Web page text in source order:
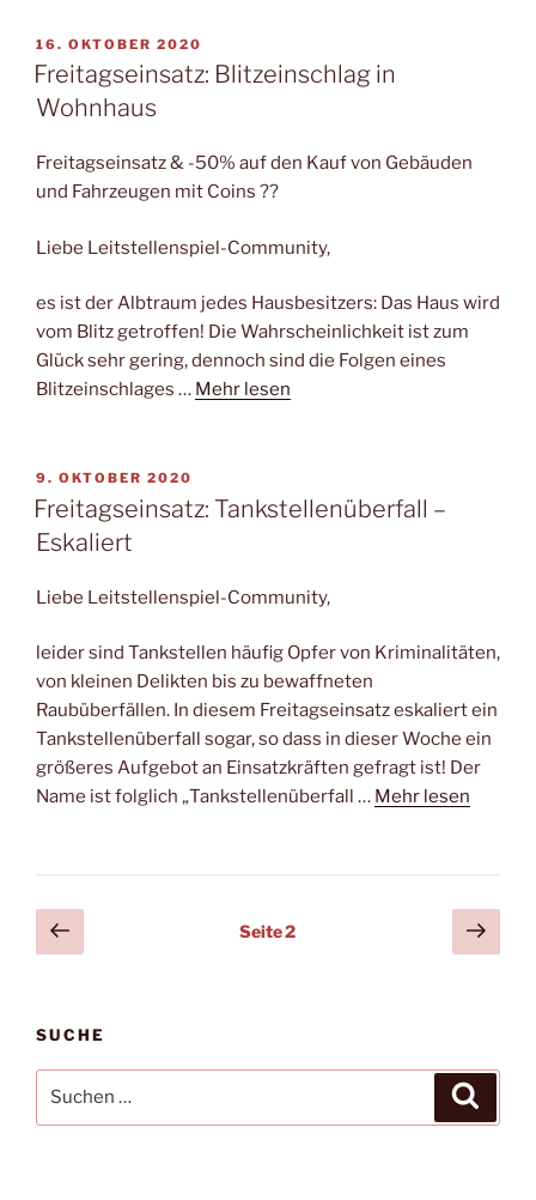
VERÖFFENTLICHT
AM
16. OKTOBER 2020
Freitagseinsatz: Blitzeinschlag in
Wohnhaus
Freitagseinsatz & -50% auf den Kauf von Gebäuden
und Fahrzeugen mit Coins ??
Liebe Leitstellenspiel-Community,
es ist der Albtraum jedes Hausbesitzers: Das Haus wird
vom Blitz getroffen! Die Wahrscheinlichkeit ist zum
Glück sehr gering, dennoch sind die Folgen eines
Blitzeinschlages … Mehr lesen
VERÖFFENTLICHT
AM
9. OKTOBER 2020
Freitagseinsatz: Tankstellenüberfall –
Eskaliert
Liebe Leitstellenspiel-Community,
leider sind Tankstellen häufig Opfer von Kriminalitäten,
von kleinen Delikten bis zu bewaffneten
Raubüberfällen. In diesem Freitagseinsatz eskaliert ein
Tankstellenüberfall sogar, so dass in dieser Woche ein
größeres Aufgebot an Einsatzkräften gefragt ist! Der
Name ist folglich „Tankstellenüberfall … Mehr lesen
Seitennummerierung
der
Vorherige
Seite
Seite2
SUCHE
nach: